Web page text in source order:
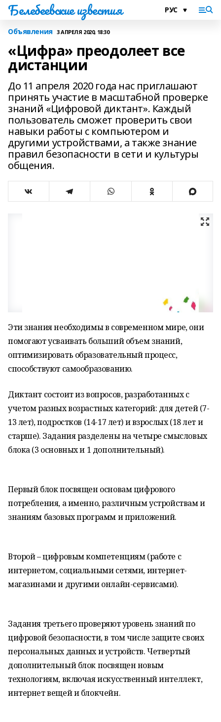
Белебеевские известия
Объявления 3 АПРЕЛЯ 2020, 18:30
«Цифра» преодолеет все
дистанции
До 11 апреля 2020 года нас приглашают
принять участие в масштабной проверке
знаний «Цифровой диктант». Каждый
пользователь сможет проверить свои
навыки работы с компьютером и
другими устройствами, а также знание
правил безопасности в сети и культуры
общения.
Эти знания необходимы в современном мире, они
помогают усваивать больший объем знаний,
оптимизировать образовательный процесс,
способствуют самообразованию.
Диктант состоит из вопросов, разработанных с
учетом разных возрастных категорий: для детей (7-
13 лет), подростков (14-17 лет) и взрослых (18 лет и
старше). Задания разделены на четыре смысловых
блока (3 основных и 1 дополнительный).
Первый блок посвящен основам цифрового
потребления, а именно, различным устройствам и
знаниям базовых программ и приложений.
Второй – цифровым компетенциям (работе с
интернетом, социальными сетями, интернет-
магазинами и другими онлайн-сервисами).
Задания третьего проверяют уровень знаний по
цифровой безопасности, в том числе защите своих
персональных данных и устройств. Четвертый
дополнительный блок посвящен новым
технологиям, включая искусственный интеллект,
интернет вещей и блокчейн.